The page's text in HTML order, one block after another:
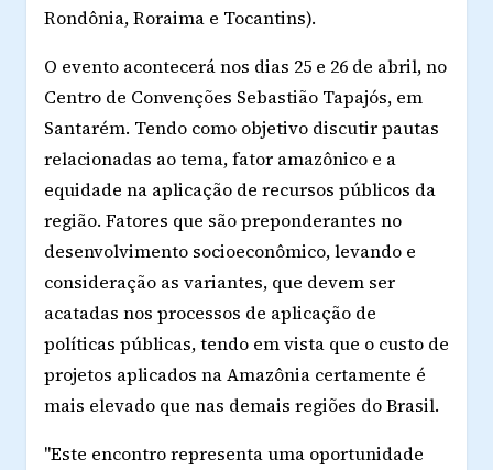
Rondônia, Roraima e Tocantins).
O evento acontecerá nos dias 25 e 26 de abril, no
Centro de Convenções Sebastião Tapajós, em
Santarém. Tendo como objetivo discutir pautas
relacionadas ao tema, fator amazônico e a
equidade na aplicação de recursos públicos da
região. Fatores que são preponderantes no
desenvolvimento socioeconômico, levando e
consideração as variantes, que devem ser
acatadas nos processos de aplicação de
políticas públicas, tendo em vista que o custo de
projetos aplicados na Amazônia certamente é
mais elevado que nas demais regiões do Brasil.
"Este encontro representa uma oportunidade